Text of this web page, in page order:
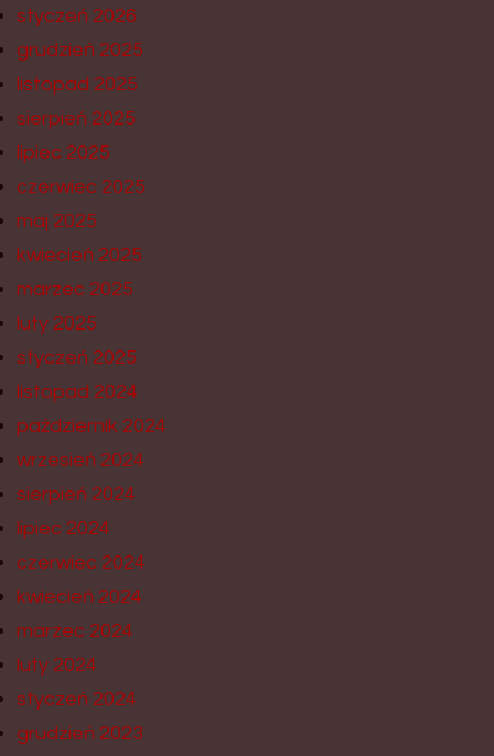
styczeń 2026
grudzień 2025
listopad 2025
sierpień 2025
lipiec 2025
czerwiec 2025
maj 2025
kwiecień 2025
marzec 2025
luty 2025
styczeń 2025
listopad 2024
październik 2024
wrzesień 2024
sierpień 2024
lipiec 2024
czerwiec 2024
kwiecień 2024
marzec 2024
luty 2024
styczeń 2024
grudzień 2023